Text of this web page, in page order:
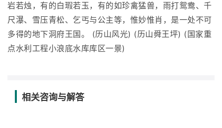
岩若烛，有的白瑕若玉，有的如珍禽猛兽，雨打鸳鸯、千
尺瀑、雪压青松、乞丐与公主等，惟妙惟肖，是一处不可
多得的地下洞府王国。 (历山风光) (历山舜王坪) (国家重
点水利工程小浪底水库库区一景)
相关咨询与解答